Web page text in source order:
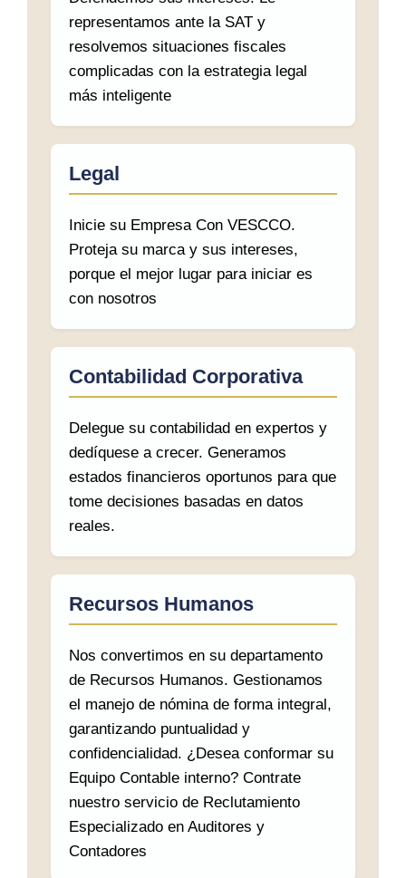
representamos ante la SAT y
resolvemos situaciones fiscales
complicadas con la estrategia legal
más inteligente
Legal
Inicie su Empresa Con VESCCO.
Proteja su marca y sus intereses,
porque el mejor lugar para iniciar es
con nosotros
Contabilidad Corporativa
Delegue su contabilidad en expertos y
dedíquese a crecer. Generamos
estados financieros oportunos para que
tome decisiones basadas en datos
reales.
Recursos Humanos
Nos convertimos en su departamento
de Recursos Humanos. Gestionamos
el manejo de nómina de forma integral,
garantizando puntualidad y
confidencialidad. ¿Desea conformar su
Equipo Contable interno? Contrate
nuestro servicio de Reclutamiento
Especializado en Auditores y
Contadores